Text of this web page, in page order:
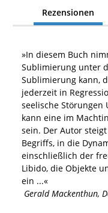
Rezensionen
»In diesem Buch
Sublimierung unter
Sublimierung kann,
jederzeit in
seelische Störungen
kann eine im
sein. Der Autor
Begriffs, in die
einschließlich der
Libido, die Objekte
ein ...«
Gerald Mackenthun,